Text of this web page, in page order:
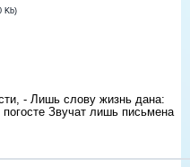
Kb)
- Лишь слову жизнь дана:
Звучат лишь письмена